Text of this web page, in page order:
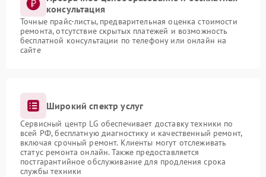
консультация
Точные прайс-листы, предварительная оценка стоимости
ремонта, отсутствие скрытых платежей и возможность
бесплатной консультации по телефону или онлайн на
сайте
Широкий спектр услуг
Сервисный центр LG обеспечивает доставку техники по
всей РФ, бесплатную диагностику и качественный ремонт,
включая срочный ремонт. Клиенты могут отслеживать
статус ремонта онлайн. Также предоставляется
постгарантийное обслуживание для продления срока
службы техники